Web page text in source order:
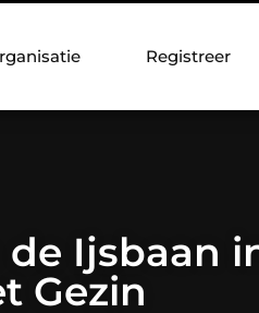
Registreer
Ijsbaan
Gezin